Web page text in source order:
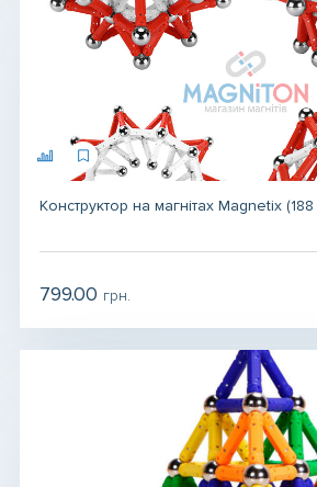
Конструктор на магнітах Magnetix
799.00 грн.